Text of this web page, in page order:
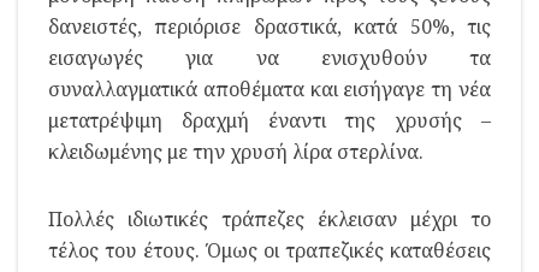
δανειστές, περιόρισε δραστικά, κατά 50%, τις
εισαγωγές για να ενισχυθούν τα
συναλλαγματικά αποθέματα και εισήγαγε τη νέα
μετατρέψιμη δραχμή έναντι της χρυσής –
κλειδωμένης με την χρυσή λίρα στερλίνα.
Πολλές ιδιωτικές τράπεζες έκλεισαν μέχρι το
τέλος του έτους. Όμως οι τραπεζικές καταθέσεις